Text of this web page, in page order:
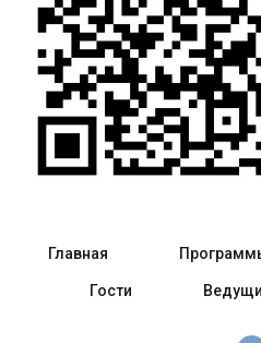
Главная
Гости